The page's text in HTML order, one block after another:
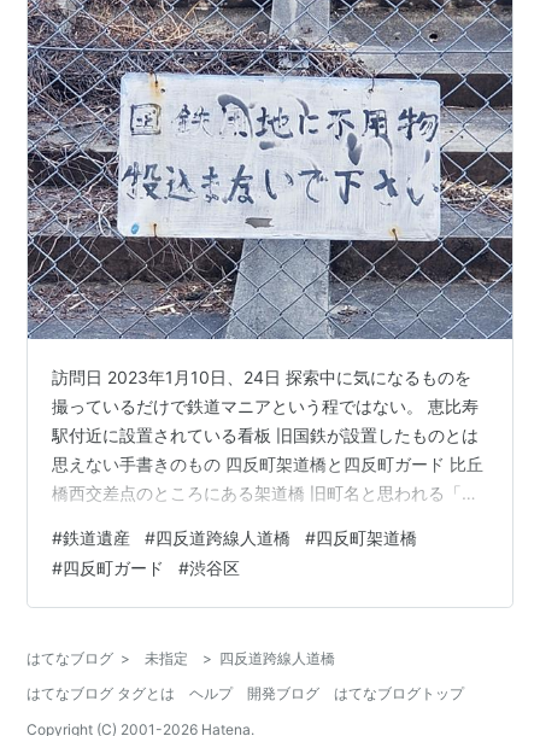
訪問日 2023年1月10日、24日 探索中に気になるものを
撮っているだけで鉄道マニアという程ではない。 恵比寿
駅付近に設置されている看板 旧国鉄が設置したものとは
思えない手書きのもの 四反町架道橋と四反町ガード 比丘
橋西交差点のところにある架道橋 旧町名と思われる「四
ード 四反町架道橋 プレートが設置されているのだが、配
管に隠れて全体が見えない。 ところどころ見えなかった
り、欠けていて確認できないところがあるが下記の文字
町 右書きなので戦前の物だろうか？ 歴史 1889（明治
22）年5…
#鉄道遺産 #四反道跨線人道橋 #四反町架道橋
#四反町ガード #渋谷区
はてなブログ > 未指定 > 四反道跨線人道橋
はてなブログ タグとは
ヘルプ 開発ブログ
はてなブログトップ
Copyright (C) 2001-2026 Hatena.